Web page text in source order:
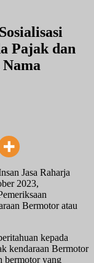
Pajak dan
Jasa Raharja
2023,
Bermotor atau
kepada
kendaraan Bermotor
bermotor yang